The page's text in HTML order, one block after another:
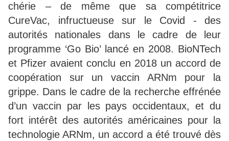
chérie – de même que sa compétitrice
CureVac, infructueuse sur le Covid - des
autorités nationales dans le cadre de leur
programme ‘Go Bio’ lancé en 2008. BioNTech
et Pfizer avaient conclu en 2018 un accord de
coopération sur un vaccin ARNm pour la
grippe. Dans le cadre de la recherche effrénée
d’un vaccin par les pays occidentaux, et du
fort intérêt des autorités américaines pour la
technologie ARNm, un accord a été trouvé dès